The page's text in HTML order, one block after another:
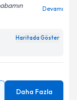
AydınlatmaDevamı
Haritada Göster
Daha Fazla